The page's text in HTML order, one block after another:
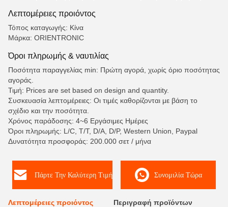
Λεπτομέρειες προιόντος
Τόπος καταγωγής: Κίνα
Μάρκα: ORIENTRONIC
Όροι πληρωμής & ναυτιλίας
Ποσότητα παραγγελίας min: Πρώτη αγορά, χωρίς όριο ποσότητας
αγοράς.
Τιμή: Prices are set based on design and quantity.
Συσκευασία λεπτομέρειες: Οι τιμές καθορίζονται με βάση το
σχέδιο και την ποσότητα.
Χρόνος παράδοσης: 4~6 Εργάσιμες Ημέρες
Όροι πληρωμής: L/C, T/T, D/A, D/P, Western Union, Paypal
Δυνατότητα προσφοράς: 200.000 σετ / μήνα
Πάρτε Την Καλύτερη Τιμή Συνομιλία Τώρα
Λεπτομέρειες προιόντος Περιγραφή προϊόντων